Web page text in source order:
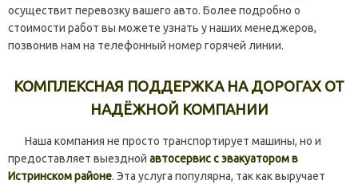
осуществит перевозку вашего авто. Более подробно о
стоимости работ вы можете узнать у наших менеджеров,
позвонив нам на телефонный номер горячей линии.
КОМПЛЕКСНАЯ ПОДДЕРЖКА НА ДОРОГАХ ОТ
НАДЁЖНОЙ КОМПАНИИ
Наша компания не просто транспортирует машины, но и
предоставляет выездной автосервис с эвакуатором в
Истринском районе. Эта услуга популярна, так как выручает